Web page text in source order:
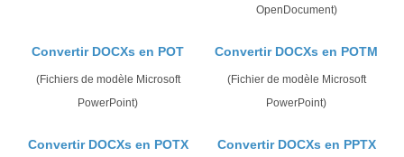
OpenDocument)
Convertir DOCXs en POT
(Fichiers de modèle Microsoft
PowerPoint)
Convertir DOCXs en POTM
(Fichier de modèle Microsoft
PowerPoint)
Convertir DOCXs en POTX Convertir DOCXs en PPTX